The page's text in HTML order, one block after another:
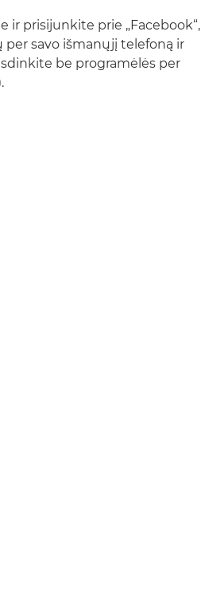
prisijunkite prie „Facebook“,
per savo išmanųjį telefoną ir
be programėlės per